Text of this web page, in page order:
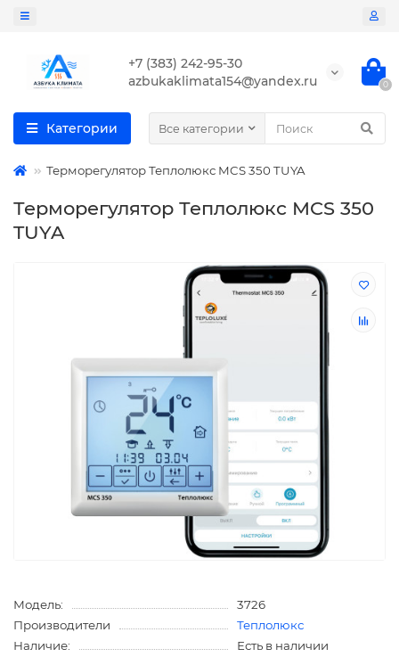
+7 (383) 242-95-30
azbukaklimata154@yandex.ru
0
Категории Все категории
Терморегулятор Теплолюкс MCS 350 TUYA
Терморегулятор Теплолюкс MCS 350
TUYA
Модель:
3726
Производители
Теплолюкс
Наличие:
Есть в наличии